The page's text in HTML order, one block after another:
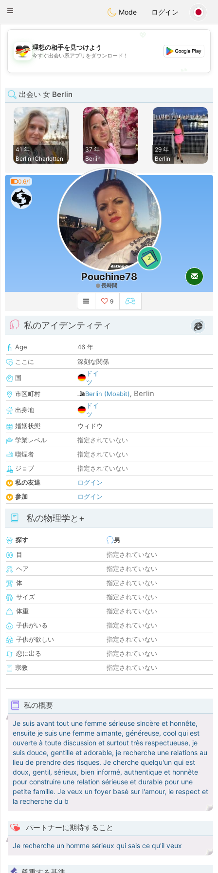
Deutsch Dating
Toggle
Mode ログイン
💖
💕
理想の相手を見つけよう
今すぐ出会い系アプリをダウンロード！
出会い 女 Berlin
41 年
Berlin (Charlotten
37 年
Berlin
29 年
Berlin
0.6/1
2
Pouchine78
長時間
9
私のアイデンティティ
Age
46 年
ここに
深刻な関係
国
ドイ
ツ
市区町村
Berlin (Moabit), Berlin
出身地
ドイ
ツ
婚姻状態
ウィドウ
学業レベル
指定されていない
喫煙者
指定されていない
ジョブ
指定されていない
私の友達
ログイン
参加
ログイン
私の物理学と+
探す
男
目
指定されていない
ヘア
指定されていない
体
指定されていない
サイズ
指定されていない
体重
指定されていない
子供がいる
指定されていない
子供が欲しい
指定されていない
恋に出る
指定されていない
宗教
指定されていない
私の概要
Je suis avant tout une femme sérieuse sincère et honnête,
ensuite je suis une femme aimante, généreuse, cool qui est
ouverte à toute discussion et surtout très respectueuse, je
suis douce, gentille et adorable, je recherche une relations au
lieu de prendre des risques. Je cherche quelqu'un qui est
doux, gentil, sérieux, bien informé, authentique et honnête
pour construire une relation sérieuse et durable pour une
petite famille. Je veux un foyer basé sur l'amour, le respect et
la recherche du b
パートナーに期待すること
Je recherche un homme sérieux qui sais ce qu'il veux